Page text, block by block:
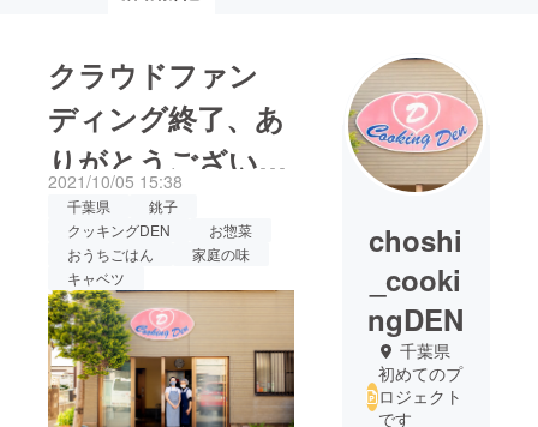
クラウドファン
ディング終了、あ
りがとうございま
した！
2021/10/05 15:38
千葉県
銚子
クッキングDEN
お惣菜
おうちごはん
家庭の味
キャベツ
choshi
_cooki
ngDEN
千葉県
初めてのプ
ロジェクト
です